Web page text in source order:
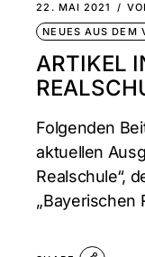
22. MAI 2021
NEUES AUS DEM
ARTIKEL
Folgenden
aktuellen
Realschule“,
„Bayerischen